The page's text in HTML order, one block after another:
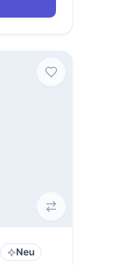
Neu